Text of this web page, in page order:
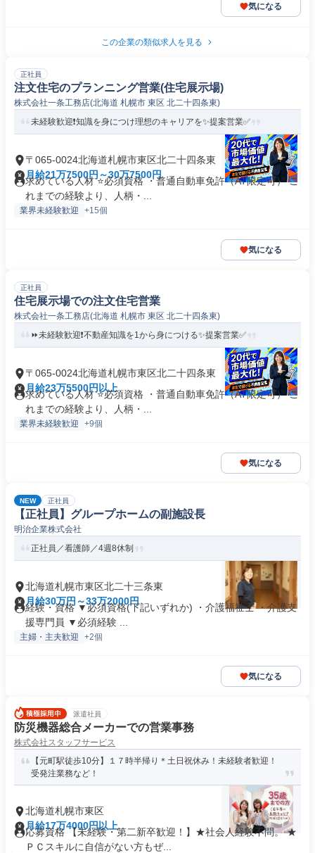
気になる
この企業の類似求人を見る
正社員
注文住宅のプランニング営業(住宅展示場)
株式会社一条工務店(北海道 札幌市 東区 北二十四条東)
未経験歓迎❗️知識を身につけ理想のキャリアを✨️提案営業✅
〒065-0024北海道札幌市東区北二十四条東
月給21万7500円～30万7500円
求めている人材 ⭐必須資格 ・普通自動車免許（AT限定可） こ
れまでの経験より、人柄・...
業界未経験歓迎 +15個
気になる
正社員
住宅展示場での注文住宅営業
株式会社一条工務店(北海道 札幌市 東区 北二十四条東)
⏩️未経験歓迎❗️不動産知識を1から身につける✨️提案営業✅
〒065-0024北海道札幌市東区北二十四条東
月給23万5500円以上
求めている人材 ⭐必須資格 ・普通自動車免許（AT限定可） こ
れまでの経験より、人柄・...
業界未経験歓迎 +9個
気になる
NEW 正社員
【正社員】グループホームの副施設長
明治企業株式会社
正社員／看護師／4週8休制
北海道札幌市東区北二十三条東
月給30万円～33万2000円
経験・資格 ▼必須資格(下記いずれか) ・介護福祉士 ・介護支
援専門員 ▼必須経験 ...
主婦・主夫歓迎 +2個
気になる
派遣社員
防災機器総合メーカーでの営業事務
株式会社スタッフサービス
【元町駅徒歩10分】１７時半帰り＊土日祝休み！未経験者歓迎！
受発注業務など！
北海道札幌市東区
月給17万4000円以上
応募資格 【未経験・第二新卒歓迎！】★社会人経験不問。 ★
ＰＣスキルに自信がない方もぜ...